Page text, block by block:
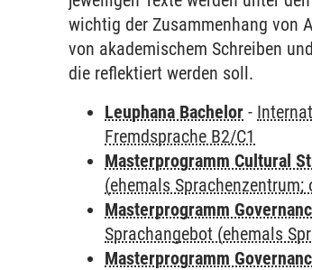
wichtig der Zusammenhang von
von akademischem Schreiben
die reflektiert werden soll.
Leuphana Bachelor -
Fremdsprache B2/C1
Masterprogramm Cultural
(ehemals Sprachenzentrum;
Masterprogramm
Sprachangebot (ehemals
Masterprogramm